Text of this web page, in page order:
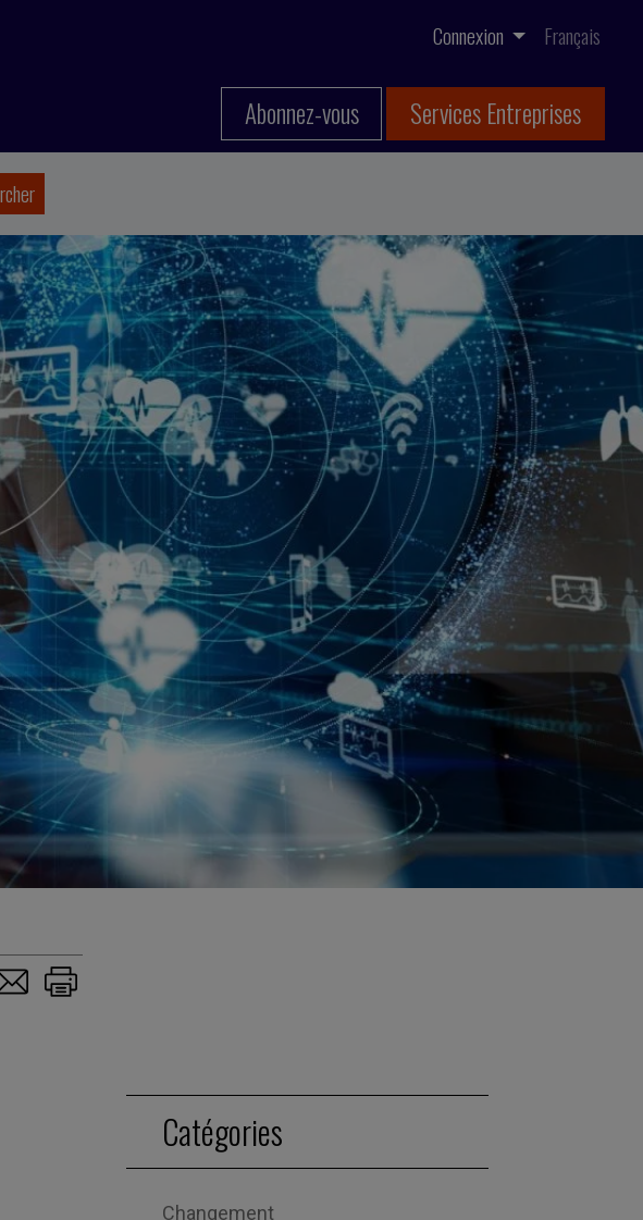
Connexion Français
Abonnez-vous Services Entreprises
Catégories
Changement